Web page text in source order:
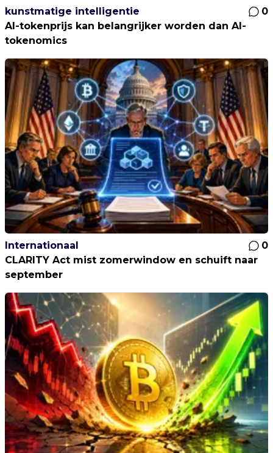
kunstmatige intelligentie
0
AI-tokenprijs kan belangrijker worden dan AI-
tokenomics
Internationaal
0
CLARITY Act mist zomerwindow en schuift naar
september